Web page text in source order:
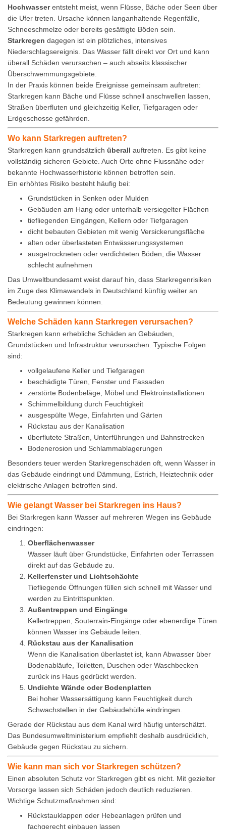
Hochwasserentsteht meist, wenn Flüsse, Bäche oder Seen über
die Ufer treten. Ursache können langanhaltende Regenfälle,
Schneeschmelze oder bereits gesättigte Böden sein.
Starkregen dagegen ist ein plötzliches, intensives
Niederschlagsereignis. Das Wasser fällt direkt vor Ort und kann
überall Schäden verursachen – auch abseits klassischer
Überschwemmungsgebiete.
In der Praxis können beide Ereignisse gemeinsam auftreten:
Starkregen kann Bäche und Flüsse schnell anschwellen lassen,
Straßen überfluten und gleichzeitig Keller, Tiefgaragen oder
Erdgeschosse gefährden.
Wo kann Starkregen auftreten?
Starkregen kann grundsätzlich überall auftreten. Es gibt keine
vollständig sicheren Gebiete. Auch Orte ohne Flussnähe oder
bekannte Hochwasserhistorie können betroffen sein.
Ein erhöhtes Risiko besteht häufig bei:
Grundstücken in Senken oder Mulden
Gebäuden am Hang oder unterhalb versiegelter Flächen
tiefliegenden Eingängen, Kellern oder Tiefgaragen
dicht bebauten Gebieten mit wenig Versickerungsfläche
alten oder überlasteten Entwässerungssystemen
ausgetrockneten oder verdichteten Böden, die Wasser
schlecht aufnehmen
Das Umweltbundesamt weist darauf hin, dass Starkregenrisiken
im Zuge des Klimawandels in Deutschland künftig weiter an
Bedeutung gewinnen können.
Welche Schäden kann Starkregen verursachen?
Starkregen kann erhebliche Schäden an Gebäuden,
Grundstücken und Infrastruktur verursachen. Typische Folgen
sind:
vollgelaufene Keller und Tiefgaragen
beschädigte Türen, Fenster und Fassaden
zerstörte Bodenbeläge, Möbel und Elektroinstallationen
Schimmelbildung durch Feuchtigkeit
ausgespülte Wege, Einfahrten und Gärten
Rückstau aus der Kanalisation
überflutete Straßen, Unterführungen und Bahnstrecken
Bodenerosion und Schlammablagerungen
Besonders teuer werden Starkregenschäden oft, wenn Wasser in
das Gebäude eindringt und Dämmung, Estrich, Heiztechnik oder
elektrische Anlagen betroffen sind.
Wie gelangt Wasser bei Starkregen ins Haus?
Bei Starkregen kann Wasser auf mehreren Wegen ins Gebäude
eindringen:
Oberflächenwasser
Wasser läuft über Grundstücke, Einfahrten oder Terrassen
direkt auf das Gebäude zu.
Kellerfenster und Lichtschächte
Tiefliegende Öffnungen füllen sich schnell mit Wasser und
werden zu Eintrittspunkten.
Außentreppen und Eingänge
Kellertreppen, Souterrain-Eingänge oder ebenerdige Türen
können Wasser ins Gebäude leiten.
Rückstau aus der Kanalisation
Wenn die Kanalisation überlastet ist, kann Abwasser über
Bodenabläufe, Toiletten, Duschen oder Waschbecken
zurück ins Haus gedrückt werden.
Undichte Wände oder Bodenplatten
Bei hoher Wassersättigung kann Feuchtigkeit durch
Schwachstellen in der Gebäudehülle eindringen.
Gerade der Rückstau aus dem Kanal wird häufig unterschätzt.
Das Bundesumweltministerium empfiehlt deshalb ausdrücklich,
Gebäude gegen Rückstau zu sichern.
Wie kann man sich vor Starkregen schützen?
Einen absoluten Schutz vor Starkregen gibt es nicht. Mit gezielter
Vorsorge lassen sich Schäden jedoch deutlich reduzieren.
Wichtige Schutzmaßnahmen sind:
Rückstauklappen oder Hebeanlagen prüfen und
fachgerecht einbauen lassen